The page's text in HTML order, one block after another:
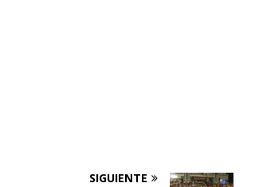
SIGUIENTE